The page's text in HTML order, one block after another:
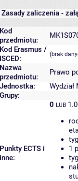
Zasady zaliczenia -
Kod
przedmiotu:
Kod Erasmus /
ISCED:
(brak
Nazwa
przedmiotu:
Prawo
Jednostka:
Wydział
Grupy:
Punkty ECTS i
inne:
0 LUB
1